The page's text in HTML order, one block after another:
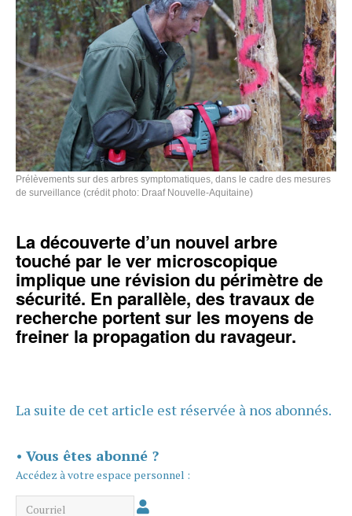
Prélèvements sur des arbres symptomatiques, dans le cadre des mesures
de surveillance (crédit photo: Draaf Nouvelle-Aquitaine)
La découverte d’un nouvel arbre
touché par le ver microscopique
implique une révision du périmètre de
sécurité. En parallèle, des travaux de
recherche portent sur les moyens de
freiner la propagation du ravageur.
La suite de cet article est réservée à nos abonnés.
• Vous êtes abonné ?
Accédez à votre espace personnel :
Courriel